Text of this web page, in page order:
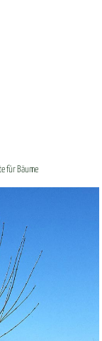
für Bäume